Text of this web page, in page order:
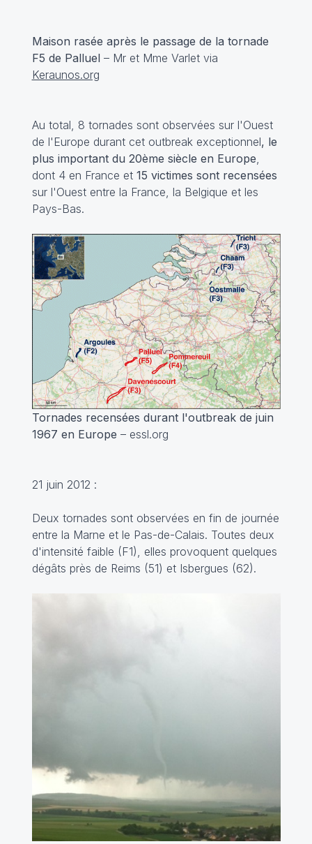
Maison rasée après le passage de la tornade
F5 de Palluel – Mr et Mme Varlet via
Keraunos.org
Au total, 8 tornades sont observées sur l'Ouest
de l'Europe durant cet outbreak exceptionnel, le
plus important du 20ème siècle en Europe,
dont 4 en France et 15 victimes sont recensées
sur l'Ouest entre la France, la Belgique et les
Pays-Bas.
Tornades recensées durant l'outbreak de juin
1967 en Europe – essl.org
21 juin 2012 :
Deux tornades sont observées en fin de journée
entre la Marne et le Pas-de-Calais. Toutes deux
d'intensité faible (F1), elles provoquent quelques
dégâts près de Reims (51) et Isbergues (62).